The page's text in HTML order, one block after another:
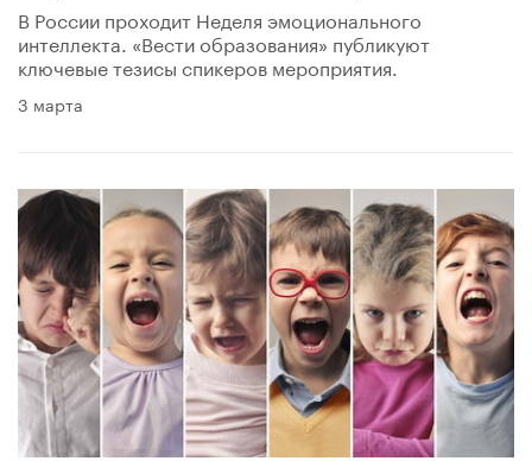
В России проходит Неделя эмоционального
интеллекта. «Вести образования» публикуют
ключевые тезисы спикеров мероприятия.
3 марта